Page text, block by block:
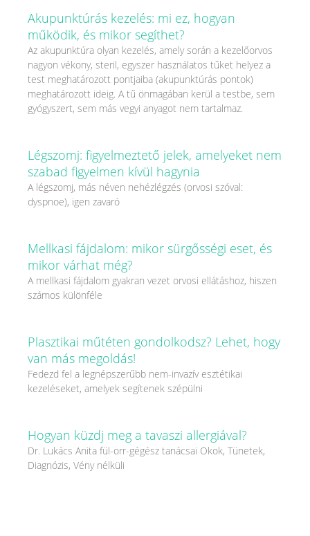
Akupunktúrás kezelés: mi ez, hogyan
működik, és mikor segíthet?
Az akupunktúra olyan kezelés, amely során a kezelőorvos
nagyon vékony, steril, egyszer használatos tűket helyez a
test meghatározott pontjaiba (akupunktúrás pontok)
meghatározott ideig. A tű önmagában kerül a testbe, sem
gyógyszert, sem más vegyi anyagot nem tartalmaz.
Légszomj: figyelmeztető jelek, amelyeket nem
szabad figyelmen kívül hagynia
A légszomj, más néven nehézlégzés (orvosi szóval:
dyspnoe), igen zavaró
Mellkasi fájdalom: mikor sürgősségi eset, és
mikor várhat még?
A mellkasi fájdalom gyakran vezet orvosi ellátáshoz, hiszen
számos különféle
Plasztikai műtéten gondolkodsz? Lehet, hogy
van más megoldás!
Fedezd fel a legnépszerűbb nem-invazív esztétikai
kezeléseket, amelyek segítenek szépülni
Hogyan küzdj meg a tavaszi allergiával?
Dr. Lukács Anita fül-orr-gégész tanácsai Okok, Tünetek,
Diagnózis, Vény nélküli